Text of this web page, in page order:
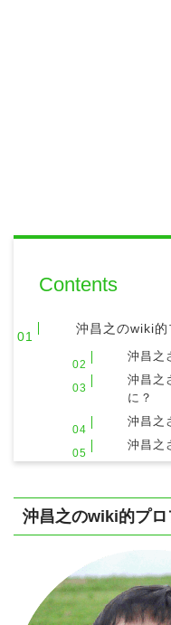
Contents
沖昌之のwiki
沖昌之
沖昌之
に？
沖昌之
沖昌之
沖昌之のwiki的プ